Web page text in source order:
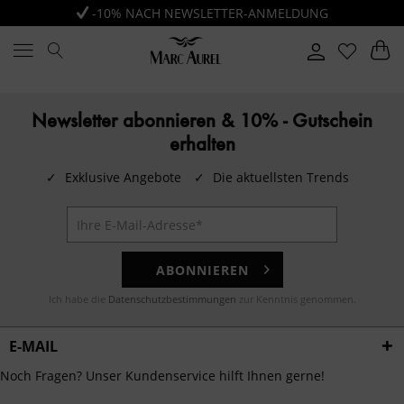
-10% NACH NEWSLETTER-ANMELDUNG
Newsletter abonnieren & 10% - Gutschein
erhalten
✓ Exklusive Angebote ✓ Die aktuellsten Trends
ABONNIEREN
Ich habe die Datenschutzbestimmungen zur Kenntnis genommen.
E-MAIL
Noch Fragen? Unser Kundenservice hilft Ihnen gerne!